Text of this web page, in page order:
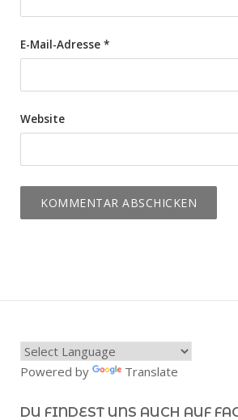
E-Mail-Adresse *
Website
Powered by Translate
DU FINDEST UNS AUCH AUF